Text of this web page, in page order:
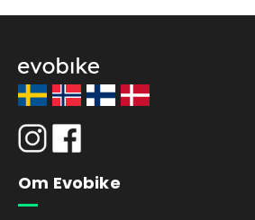
Om Evobike